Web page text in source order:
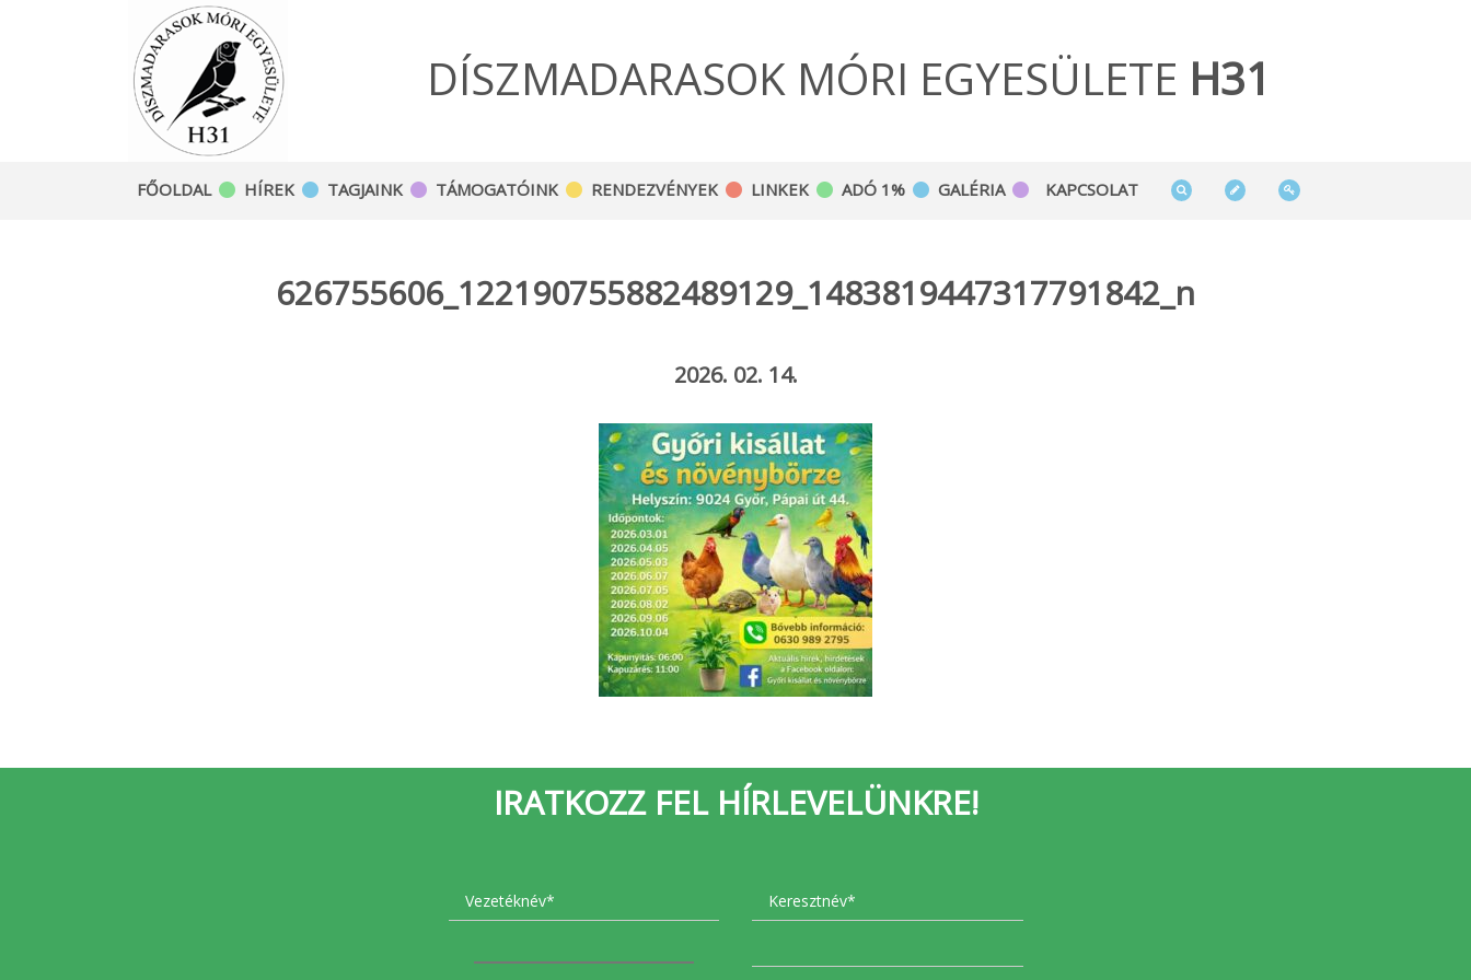
DÍSZMADARASOK MÓRI EGYESÜLETE H31
FŐOLDAL HÍREK TAGJAINK TÁMOGATÓINK RENDEZVÉNYEK LINKEK ADÓ 1% GALÉRIA KAPCSOLAT
626755606_122190755882489129_1483819447317791842_n
2026. 02. 14.
IRATKOZZ FEL HÍRLEVELÜNKRE!